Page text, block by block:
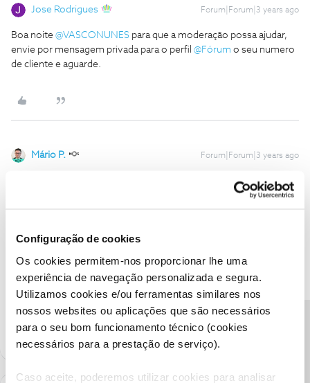
Configuração de cookies
Os cookies permitem-nos proporcionar lhe uma
experiência de navegação personalizada e segura.
Utilizamos cookies e/ou ferramentas similares nos
nossos websites ou aplicações que são necessários
para o seu bom funcionamento técnico (cookies
necessários para a prestação de serviço).
Caso aceite, poderemos utilizar cookies para analisar
Jose Rodrigues Forum|Forum|3 years ago
Boa noite @VASCONUNES para que a moderação possa ajudar,
envie por mensagem privada para o perfil @Fórum o seu numero
de cliente e aguarde.
Mário P. Forum|Forum|3 years ago
Rodrigues.
Obrigado
como "Melhor Resposta" e faça "Like" nos melhores comentários.